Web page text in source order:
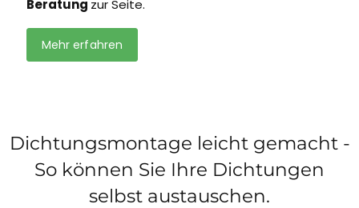
Beratung zur Seite.
Mehr erfahren
Dichtungsmontage leicht gemacht -
So können Sie Ihre Dichtungen
selbst austauschen.